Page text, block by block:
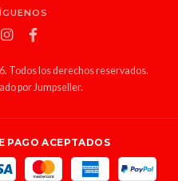
Todos los derechos reservados.
por Jumpseller.
PAGO ACEPTADOS